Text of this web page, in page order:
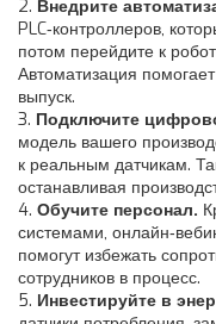
2. Внедрите
PLC‑контроллеров,
потом перейдите к
Автоматизация
выпуск.
3. Подключите
модель вашего
к реальным датчикам.
останавливая
4. Обучите персонал.
системами,
помогут избежать
сотрудников в процесс.
5. Инвестируйте в